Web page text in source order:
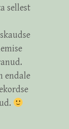
sellest
endale